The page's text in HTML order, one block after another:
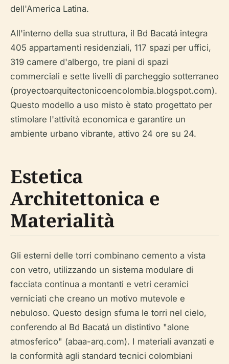
dell'America Latina.
All'interno della sua struttura, il Bd Bacatá integra
405 appartamenti residenziali, 117 spazi per uffici,
319 camere d'albergo, tre piani di spazi
commerciali e sette livelli di parcheggio sotterraneo
(proyectoarquitectonicoencolombia.blogspot.com).
Questo modello a uso misto è stato progettato per
stimolare l'attività economica e garantire un
ambiente urbano vibrante, attivo 24 ore su 24.
Estetica
Architettonica e
Materialità
Gli esterni delle torri combinano cemento a vista
con vetro, utilizzando un sistema modulare di
facciata continua a montanti e vetri ceramici
verniciati che creano un motivo mutevole e
nebuloso. Questo design sfuma le torri nel cielo,
conferendo al Bd Bacatá un distintivo "alone
atmosferico" (abaa-arq.com). I materiali avanzati e
la conformità agli standard tecnici colombiani